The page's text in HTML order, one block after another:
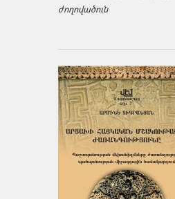
ժողովածուն